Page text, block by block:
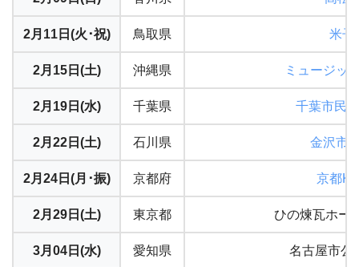
2月11日(火･祝) 鳥取県 米子
2月15日(土) 沖縄県 ミュージッ
2月19日(水) 千葉県 千葉市民
2月22日(土) 石川県 金沢市
2月24日(月･振) 京都府 京都
2月29日(土) 東京都 ひの煉瓦ホー
3月04日(水) 愛知県 名古屋市公